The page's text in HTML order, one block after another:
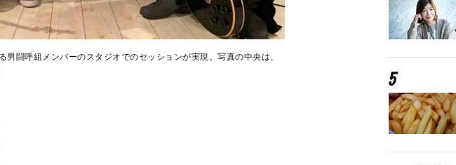
闘呼組メンバーのスタジオでのセッションが実現。写真の中央は、